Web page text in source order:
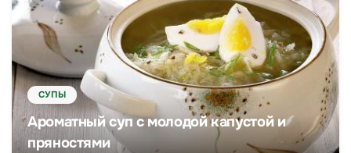
СУПЫ
Ароматный суп с молодой капустой и
пряностями